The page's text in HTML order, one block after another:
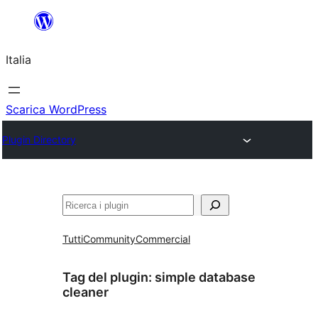
contenuto
Italia
Scarica WordPress
Plugin Directory
Cerca
TuttiCommunityCommercial
Tag del plugin: simple database
cleaner